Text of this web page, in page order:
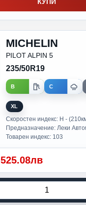
MICHELIN
PILOT ALPIN 5
235/50R19
B C
XL
Скоростен индекс: H -
Предназначение: Леки
Товарен индекс: 103
525.08лв